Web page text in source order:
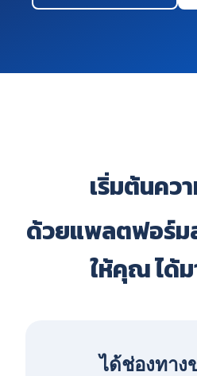
เริ่มต้นคว
ด้วยแพลตฟอร์ม
ให้คุณ ได้
ได้ช่องทาง